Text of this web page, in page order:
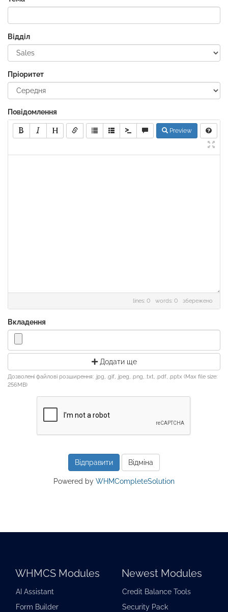
Відділ
Пріоритет
Повідомлення
Preview
lines: 0 words: 0 збережено
Вкладення
Додати ще
Дозволені файлові розширення: .jpg, .gif, .jpeg, .png, .txt, .pdf, .pptx (Max file size:
256MB)
Відміна
Powered by WHMCompleteSolution
WHMCS Modules
AI Assistant
Form Builder
Newest Modules
Credit Balance Tools
Security Pack